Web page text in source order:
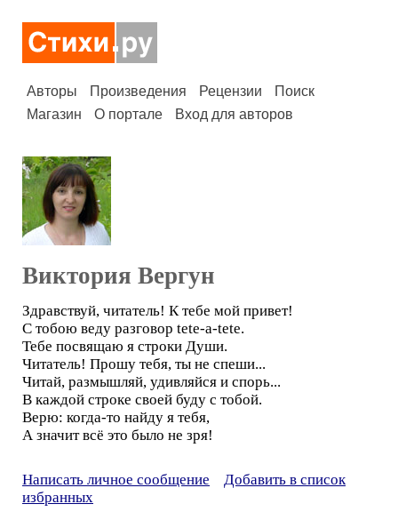
Авторы Произведения Рецензии
Поиск
Магазин
О портале Вход для авторов
Виктория Вергун
Здравствуй, читатель! К тебе мой привет!
С тобою веду разговор tete-a-tete.
Тебе посвящаю я строки Души.
Читатель! Прошу тебя, ты не спеши...
Читай, размышляй, удивляйся и спорь...
В каждой строке своей буду с тобой.
Верю: когда-то найду я тебя,
А значит всё это было не зря!
Написать личное сообщение
Добавить в список
избранных